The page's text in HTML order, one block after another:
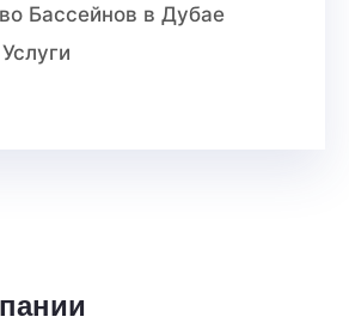
Бассейнов в Дубае